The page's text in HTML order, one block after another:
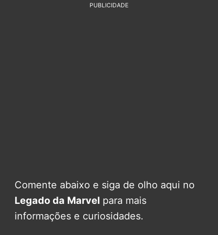
PUBLICIDADE
Comente abaixo e siga de olho aqui no
Legado da Marvel para mais
informações e curiosidades.